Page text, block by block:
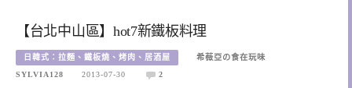
【台北中山區】hot7新鐵板料理
日韓式：拉麵、鐵板燒、烤肉、居酒屋
希薇亞の食在玩味
SYLVIA128
2013-07-30 2